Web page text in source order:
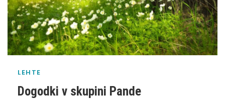
LEHTE
Dogodki v skupini Pande